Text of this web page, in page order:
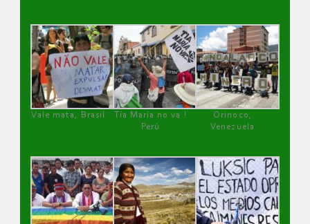
Vale mata, Brasil
Tía María no va !
Perú
Orinoco,
Venezuela